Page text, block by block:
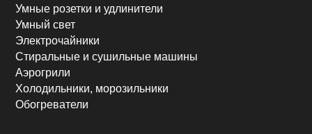
Умные розетки и удлинители
Умный свет
Электрочайники
Стиральные и сушильные машины
Аэрогрили
Холодильники, морозильники
Обогреватели